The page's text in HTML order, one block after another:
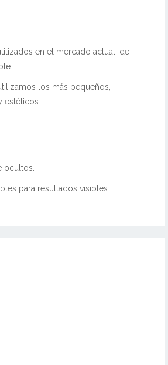
en el mercado actual, de
los más pequeños,
estéticos.
ocultos.
para resultados visibles.